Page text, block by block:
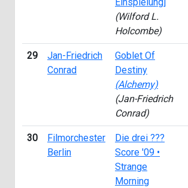
(Wilford L.
Holcombe)
29
Jan-Friedrich
Conrad
Goblet Of
Destiny
(Alchemy)
(Jan-Friedrich
Conrad)
30
Filmorchester
Berlin
Die drei ???
Score '09 •
Strange
Morning